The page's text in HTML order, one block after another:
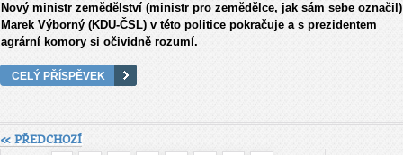
Nový ministr zemědělství (ministr pro zemědělce, jak sám sebe označil)
Marek Výborný (KDU-ČSL) v této politice pokračuje a s prezidentem
agrární komory si očividně rozumí.
CELÝ PŘÍSPĚVEK
« PŘEDCHOZÍ